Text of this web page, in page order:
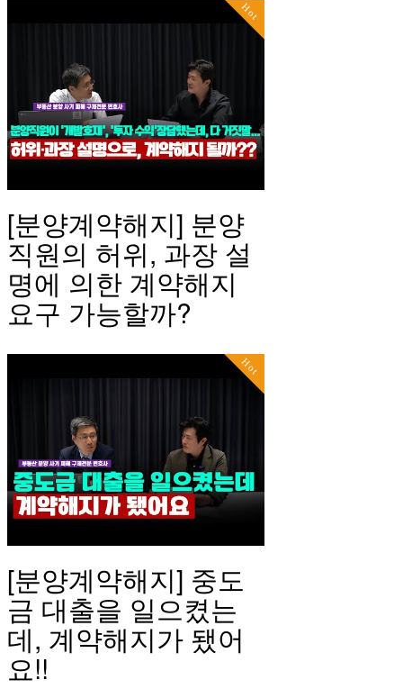
Hot
[분양계약해지] 분양
직원의 허위, 과장 설
명에 의한 계약해지
요구 가능할까?
Hot
[분양계약해지] 중도
금 대출을 일으켰는
데, 계약해지가 됐어
요!!